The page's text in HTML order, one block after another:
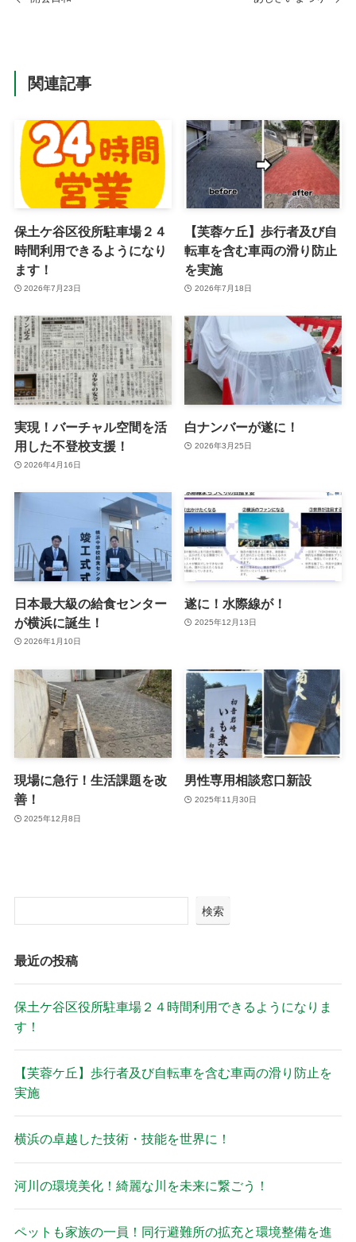
関連記事
保土ケ谷区役所駐車場２４
時間利用できるようになり
ます！
2026年7月23日
【芙蓉ケ丘】歩行者及び自
転車を含む車両の滑り防止
を実施
2026年7月18日
実現！バーチャル空間を活
用した不登校支援！
2026年4月16日
白ナンバーが遂に！
2026年3月25日
日本最大級の給食センター
が横浜に誕生！
2026年1月10日
遂に！水際線が！
2025年12月13日
現場に急行！生活課題を改
善！
2025年12月8日
男性専用相談窓口新設
2025年11月30日
検索
最近の投稿
保土ケ谷区役所駐車場２４時間利用できるようになりま
す！
【芙蓉ケ丘】歩行者及び自転車を含む車両の滑り防止を
実施
横浜の卓越した技術・技能を世界に！
河川の環境美化！綺麗な川を未来に繋ごう！
ペットも家族の一員！同行避難所の拡充と環境整備を進